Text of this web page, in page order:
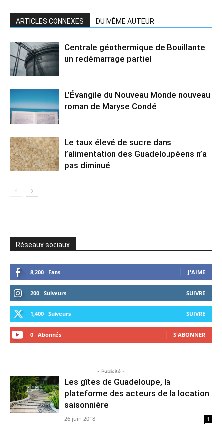
ARTICLES CONNEXES DU MÊME AUTEUR
Centrale géothermique de Bouillante
un redémarrage partiel
L’Évangile du Nouveau Monde nouveau
roman de Maryse Condé
Le taux élevé de sucre dans
l’alimentation des Guadeloupéens n’a
pas diminué
Réseaux sociaux
8,200 Fans J'AIME
200 Suiveurs SUIVRE
1,400 Suiveurs SUIVRE
0 Abonnés S'ABONNER
- Publicité -
Les gîtes de Guadeloupe, la
plateforme des acteurs de la location
saisonnière
26 juin 2018 1